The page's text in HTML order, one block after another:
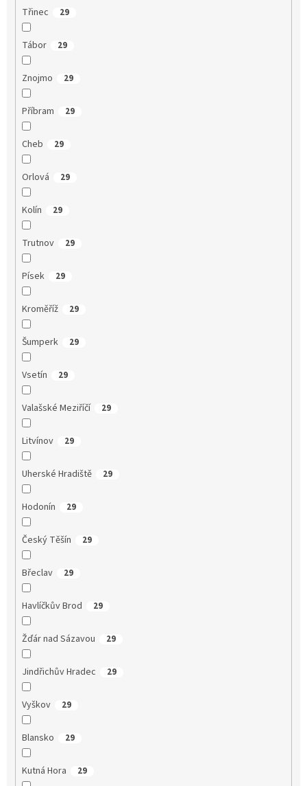
Třinec 29
Tábor 29
Znojmo 29
Příbram 29
Cheb 29
Orlová 29
Kolín 29
Trutnov 29
Písek 29
Kroměříž 29
Šumperk 29
Vsetín 29
Valašské Meziříčí 29
Litvínov 29
Uherské Hradiště 29
Hodonín 29
Český Těšín 29
Břeclav 29
Havlíčkův Brod 29
Žďár nad Sázavou 29
Jindřichův Hradec 29
Vyškov 29
Blansko 29
Kutná Hora 29